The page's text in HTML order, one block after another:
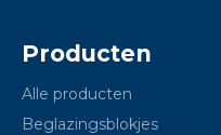
Producten
Alle producten
Beglazingsblokjes